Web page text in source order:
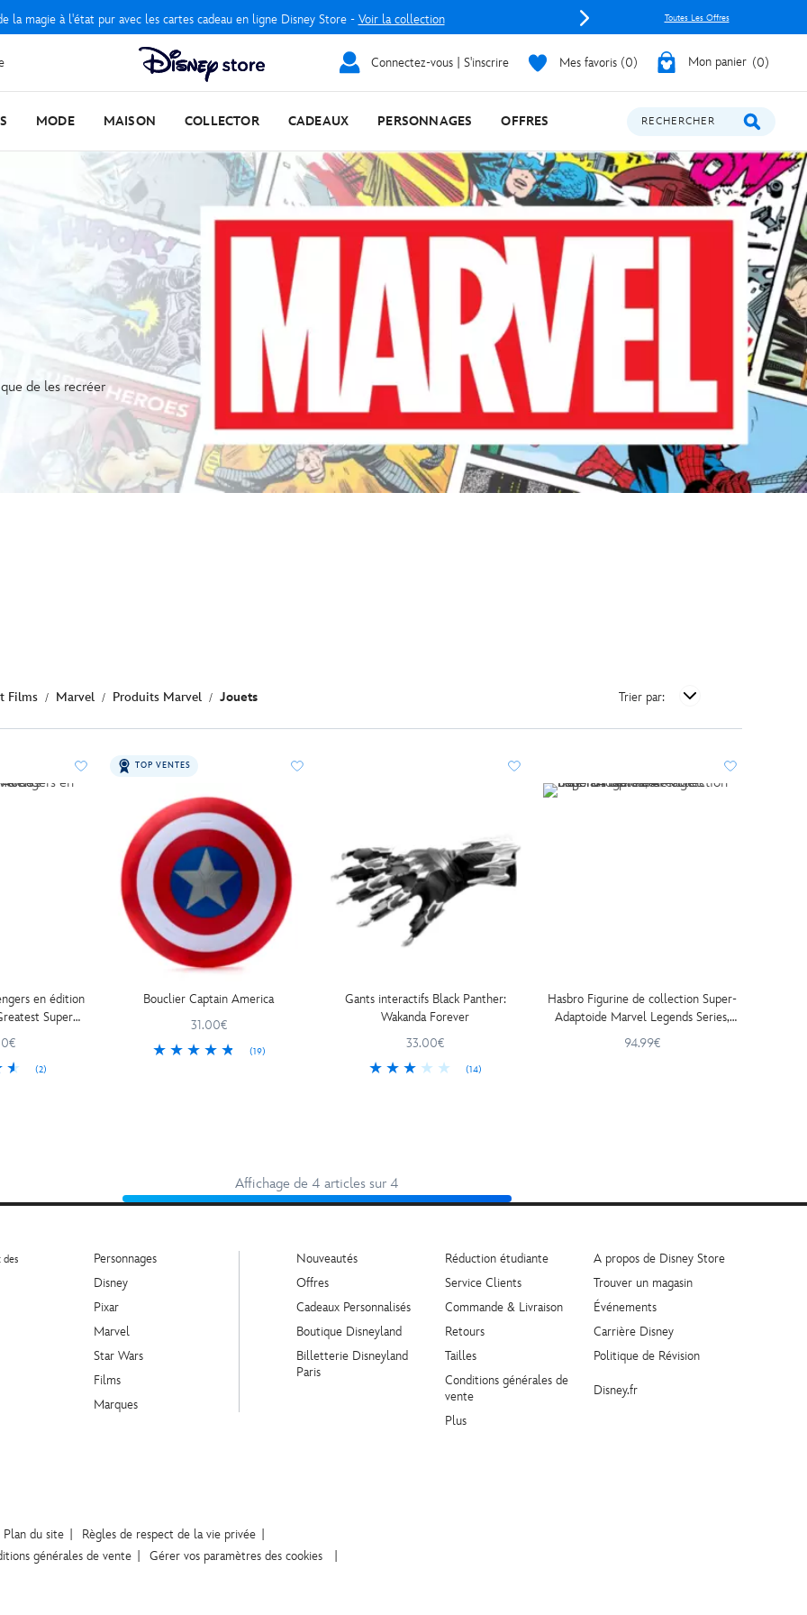
la magie à l'état pur avec les cartes cadeau en ligne Disney Store - Voir la collection Toutes Les Offres
Connectez-vous | S'inscrire Mes favoris 0 Mon panier 0
MODE MAISON COLLECTOR CADEAUX PERSONNAGES OFFRES RECHERCHER
de les recréer
Films Marvel Produits Marvel Jouets Trier par:
en édition
Super
(2)
TOP VENTES
Bouclier Captain America
31.00€
(19)
Gants interactifs Black Panther:
Wakanda Forever
33.00€
(14)
Hasbro Figurine de collection Super-
Adaptoide Marvel Legends Series,
Avengers 60e anniversaire
94.99€
Affichage de 4 articles sur 4
des
Personnages
Disney
Pixar
Marvel
Star Wars
Films
Marques
Nouveautés
Offres
Cadeaux Personnalisés
Boutique Disneyland
Billetterie Disneyland
Paris
Réduction étudiante
Service Clients
Commande & Livraison
Retours
Tailles
Conditions générales de
vente
Plus
A propos de Disney Store
Trouver un magasin
Événements
Carrière Disney
Politique de Révision
Disney.fr
Plan du site
Règles de respect de la vie privée
générales de vente
Gérer vos paramètres des cookies